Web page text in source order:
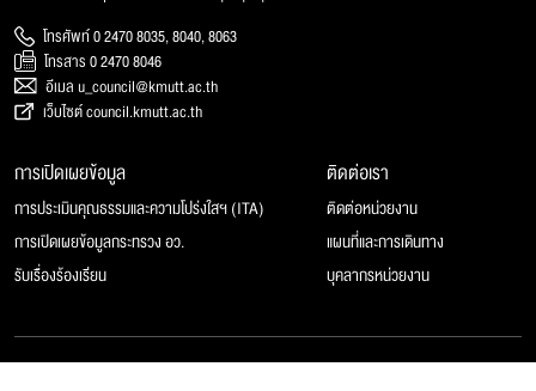
โทรศัพท์ 0 2470 8035, 8040, 8063
โทรสาร 0 2470 8046
อีเมล u_council@kmutt.ac.th
เว็บไซต์ council.kmutt.ac.th
การเปิดเผยข้อมูล
การประเมินคุณธรรมและความโปร่งใสฯ (ITA)
การเปิดเผยข้อมูลกระทรวง อว.
รับเรื่องร้องเรียน
ติดต่อเรา
ติดต่อหน่วยงาน
แผนที่และการเดินทาง
บุคลากรหน่วยงาน